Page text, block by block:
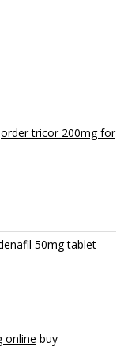
order tricor 200mg for
50mg tablet
online buy